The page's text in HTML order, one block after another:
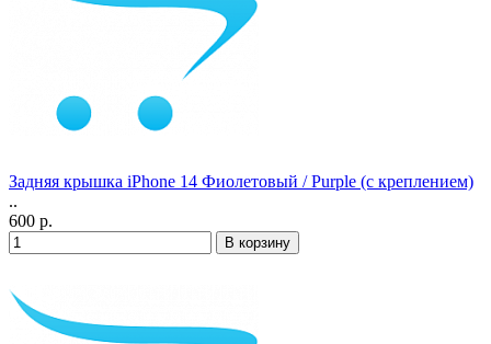
Задняя крышка iPhone 14 Фиолетовый / Purple (с креплением)
..
600 р.